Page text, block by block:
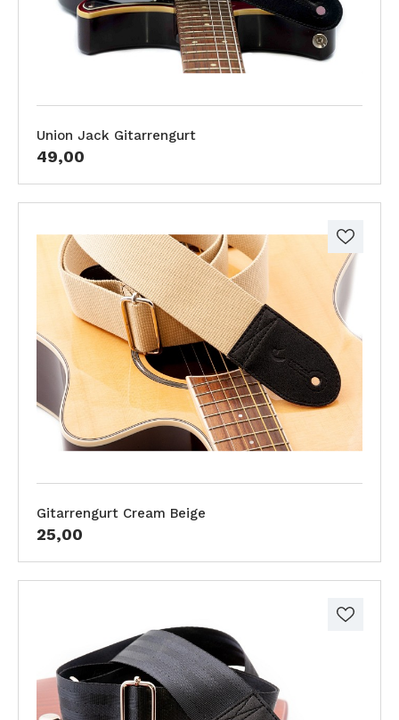
Union Jack Gitarrengurt
49,00
Gitarrengurt Cream Beige
25,00